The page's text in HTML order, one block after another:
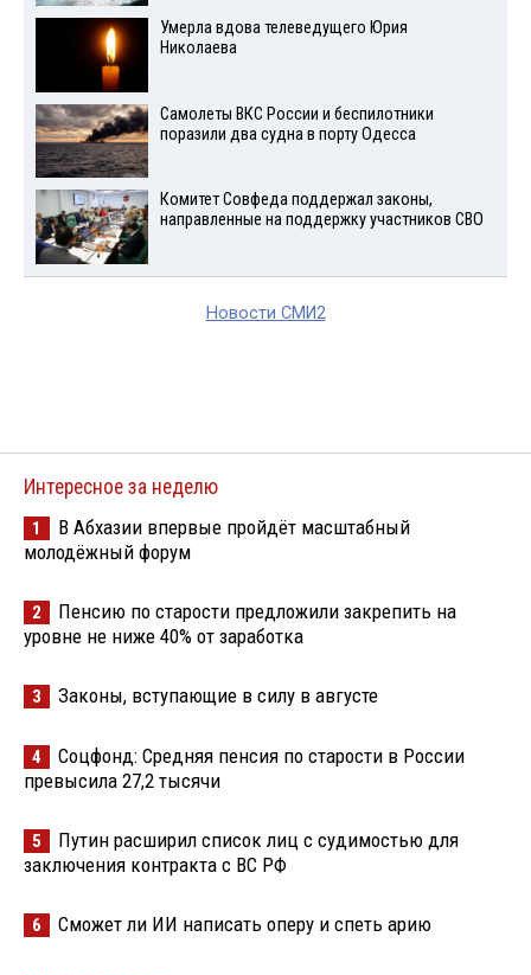
Умерла вдова телеведущего Юрия
Николаева
Самолеты ВКС России и беспилотники
поразили два судна в порту Одесса
Комитет Совфеда поддержал законы,
направленные на поддержку участников СВО
Новости СМИ2
Интересное за неделю
1
В Абхазии впервые пройдёт масштабный
молодёжный форум
2
Пенсию по старости предложили закрепить на
уровне не ниже 40% от заработка
3 Законы, вступающие в силу в августе
4
Соцфонд: Средняя пенсия по старости в России
превысила 27,2 тысячи
5
Путин расширил список лиц с судимостью для
заключения контракта с ВС РФ
6 Сможет ли ИИ написать оперу и спеть арию